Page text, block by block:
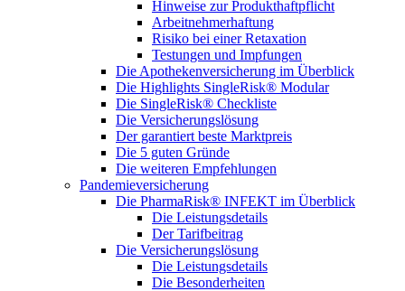
Hinweise zur Produkthaftpflicht
Arbeitnehmerhaftung
Risiko bei einer Retaxation
Testungen und Impfungen
Die Apothekenversicherung im Überblick
Die Highlights SingleRisk® Modular
Die SingleRisk® Checkliste
Die Versicherungslösung
Der garantiert beste Marktpreis
Die 5 guten Gründe
Die weiteren Empfehlungen
Pandemieversicherung
Die PharmaRisk® INFEKT im Überblick
Die Leistungsdetails
Der Tarifbeitrag
Die Versicherungslösung
Die Leistungsdetails
Die Besonderheiten